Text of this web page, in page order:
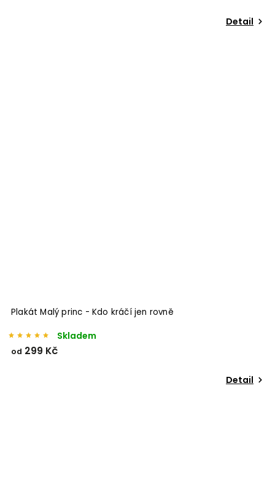
Detail
Plakát Malý princ - Kdo kráčí jen rovně
Skladem
od 299 Kč
Detail